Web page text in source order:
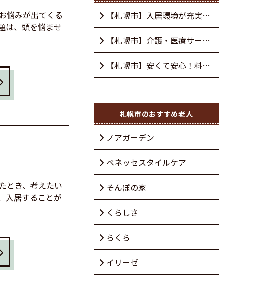
悩みが出てくる
は、頭を悩ませ
とき、考えたい
入居することが
【札幌市】入居環境が充実！
安心できるおすすめの老人ホー
ム３選
【札幌市】介護・医療サービ
スが充実のおすすめ老人ホーム
【札幌市】安くて安心！料金
ホーム３選
札幌市のおすすめ老人
ノアガーデン
ベネッセスタイルケア
そんぽの家
くらしさ
らくら
イリーゼ